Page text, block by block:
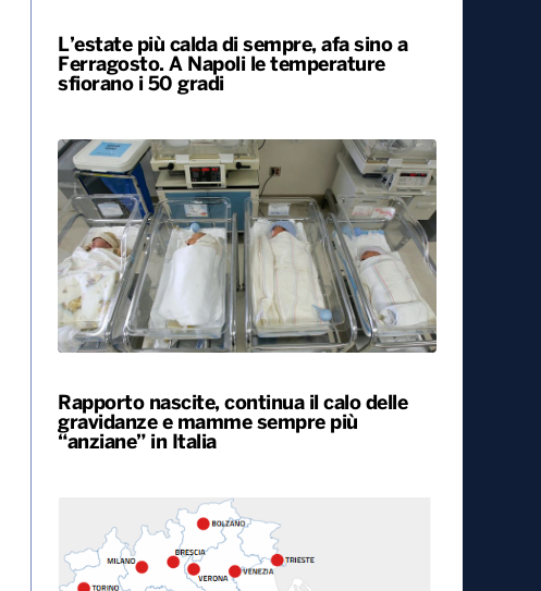
L’estate più calda di sempre, afa sino a
Ferragosto. A Napoli le temperature
sfiorano i 50 gradi
Rapporto nascite, continua il calo delle
gravidanze e mamme sempre più
“anziane” in Italia